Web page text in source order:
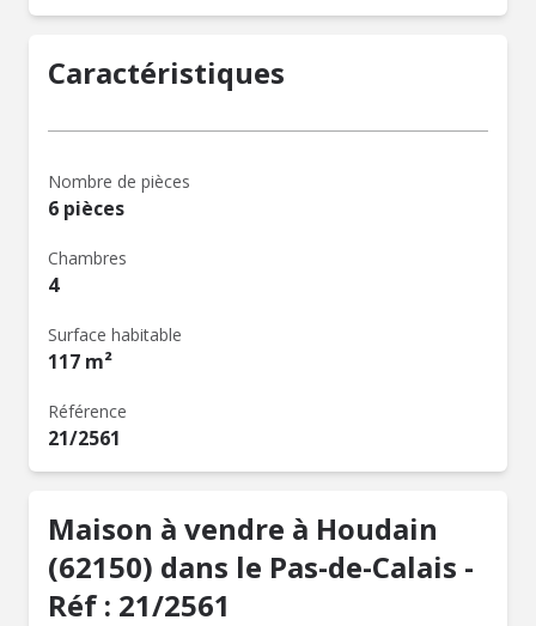
Caractéristiques
Nombre de pièces
6 pièces
Chambres
4
Surface habitable
117 m²
Référence
21/2561
Maison à vendre à Houdain
(62150) dans le Pas-de-Calais -
Réf : 21/2561